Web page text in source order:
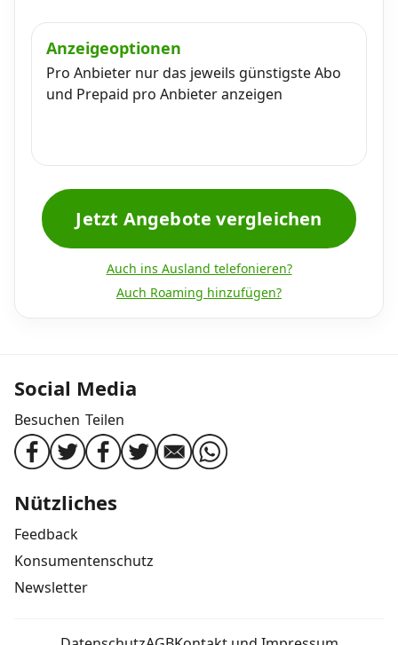
Anzeigeoptionen
Pro Anbieter nur das jeweils günstigste Abo
und Prepaid pro Anbieter anzeigen
Jetzt Angebote vergleichen
Auch ins Ausland telefonieren?
Auch Roaming hinzufügen?
Social Media
Besuchen Teilen
Nützliches
Feedback
Konsumentenschutz
Newsletter